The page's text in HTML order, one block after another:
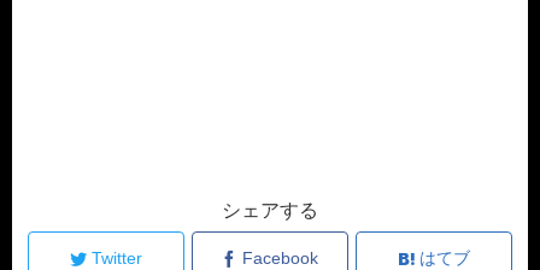
シェアする
Twitter Facebook はてブ